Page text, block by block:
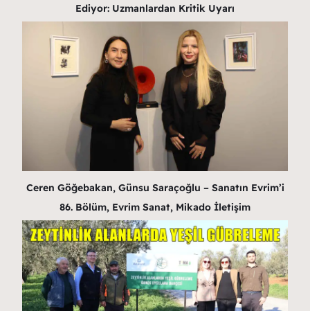
Ediyor: Uzmanlardan Kritik Uyarı
Ceren Göğebakan, Günsu Saraçoğlu – Sanatın Evrim’i
86. Bölüm, Evrim Sanat, Mikado İletişim